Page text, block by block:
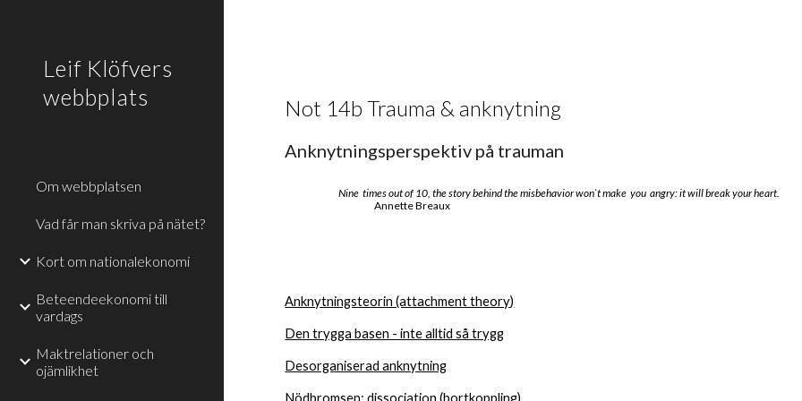
Leif Klöfvers
webbplats
Om webbplatsen
Vad får man skriva på nätet?
Kort om nationalekonomi
Beteendeekonomi till
vardags
Maktrelationer och
ojämlikhet
Not 14b Trauma & anknytning
Anknytningsperspektiv på trauman
Nine  times out of 10, the story behind the misbehavior won`t make  you  angry: it will break your heart.
Annette Breaux
Anknytningsteorin (attachment theory)
Den trygga basen - inte alltid så trygg
Desorganiserad anknytning
Nödbromsen: dissociation (bortkoppling)